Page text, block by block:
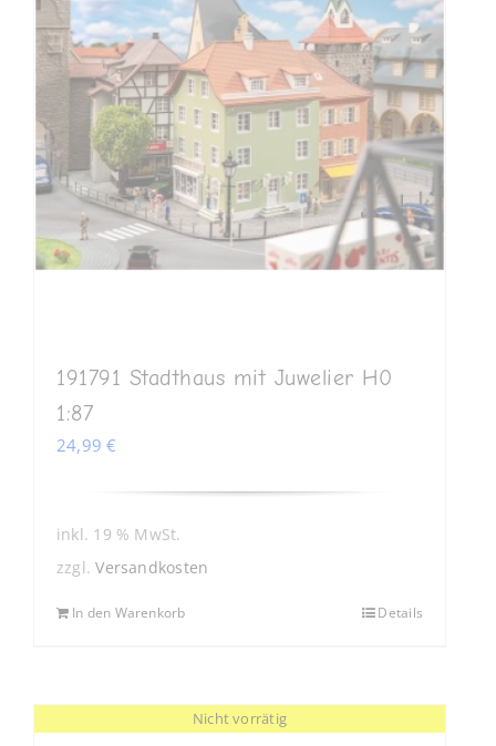
191791 Stadthaus mit Juwelier H0
1:87
24,99€
inkl. 19 % MwSt.
zzgl.Versandkosten
In den Warenkorb Details
Nicht vorrätig